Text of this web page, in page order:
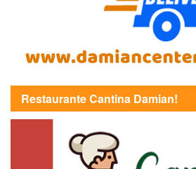
Restaurante Cantina Damian!